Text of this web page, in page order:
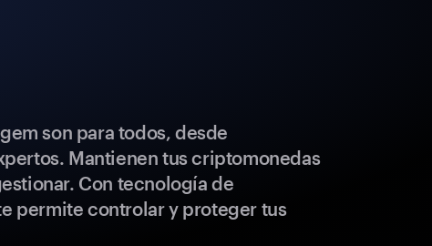
son para todos, desde
Mantienen tus criptomonedas
Con tecnología de
permite controlar y proteger tus